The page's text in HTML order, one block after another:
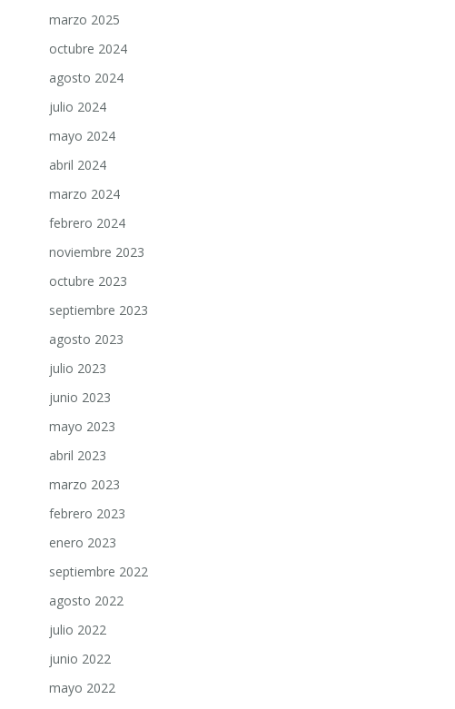
marzo 2025
octubre 2024
agosto 2024
julio 2024
mayo 2024
abril 2024
marzo 2024
febrero 2024
noviembre 2023
octubre 2023
septiembre 2023
agosto 2023
julio 2023
junio 2023
mayo 2023
abril 2023
marzo 2023
febrero 2023
enero 2023
septiembre 2022
agosto 2022
julio 2022
junio 2022
mayo 2022